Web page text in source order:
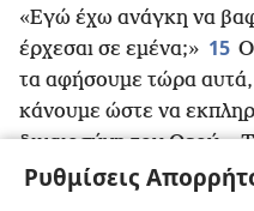
Ρυθμίσεις
«Εγώ έχω ανάγκη να
έρχεσαι σε εμένα;» 15 Ο
τα αφήσουμε τώρα αυτά,
κάνουμε ώστε να
δικαιοσύνη του Θεού».
16 Αφού ο Ιησούς